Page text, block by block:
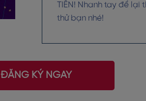
TIÊN! Nhanh tay để lại
thử bạn nhé!
ĐĂNG KÝ NGAY